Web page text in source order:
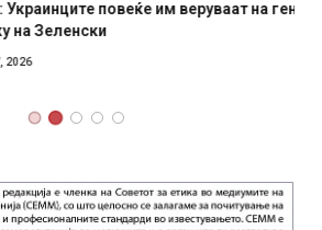
им веруваат на генералите